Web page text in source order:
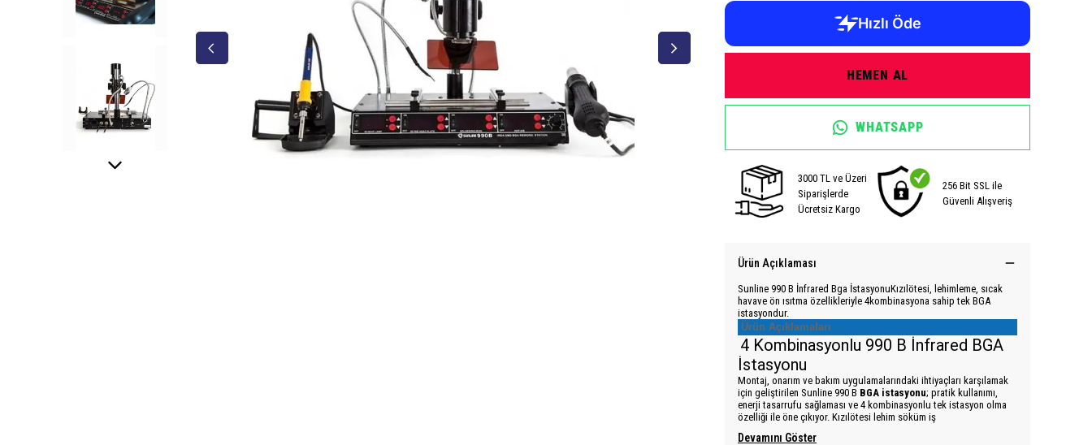
HEMEN AL
WHATSAPP
3000 TL ve Üzeri
Siparişlerde
Ücretsiz Kargo
256 Bit SSL ile
Güvenli Alışveriş
Ürün Açıklaması
Sunline 990 B İnfrared Bga İstasyonuKızılötesi, lehimleme, sıcak
havave ön ısıtma özellikleriyle 4kombinasyona sahip tek BGA
istasyondur.
Ürün Açıklamaları
4 Kombinasyonlu 990 B İnfrared BGA
İstasyonu
Montaj, onarım ve bakım uygulamalarındaki ihtiyaçları karşılamak
için geliştirilen Sunline 990 B BGA istasyonu; pratik kullanımı,
enerji tasarrufu sağlaması ve 4 kombinasyonlu tek istasyon olma
özelliği ile öne çıkıyor. Kızılötesi lehim söküm iş
Devamını Göster